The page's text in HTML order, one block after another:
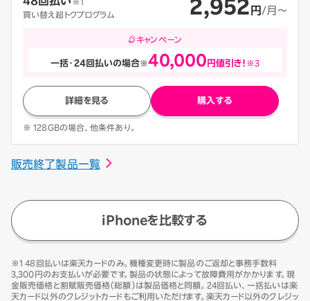
買い替え超トクプログラム
円 /月〜
キャンペーン
一括・24回払いの場合※40,000 円値引き！ ※3
詳細を見る 購入する
※ 128GBの場合、他条件あり。
販売終了製品一覧
iPhoneを比較する
※1 48回払いは楽天カードのみ。機種変更時に製品のご返却と事務手数料
3,300円のお支払いが必要です。製品の状態によって故障費用がかかります。現
金販売価格と割賦販売価格（総額）は製品価格と同額。24回払い、一括払いは楽
天カード以外のクレジットカードもご利用いただけます。楽天カード以外のクレジッ